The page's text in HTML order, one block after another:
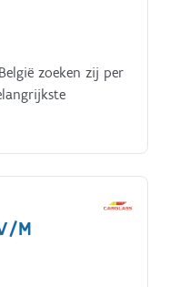
zoeken zij per
M